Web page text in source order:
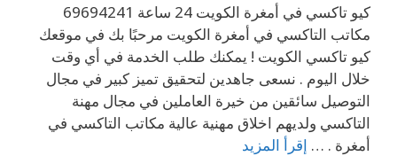
كيو تاكسي في أمغرة الكويت 24 ساعة 69694241
مكاتب التاكسي في أمغرة الكويت مرحبًا بك في موقعك
كيو تاكسي الكويت ! يمكنك طلب الخدمة في أي وقت
خلال اليوم . نسعى جاهدين لتحقيق تميز كبير في مجال
التوصيل سائقين من خيرة العاملين في مجال مهنة
التاكسي ولديهم اخلاق مهنية عالية مكاتب التاكسي في
أمغرة . … إقرأ المزيد